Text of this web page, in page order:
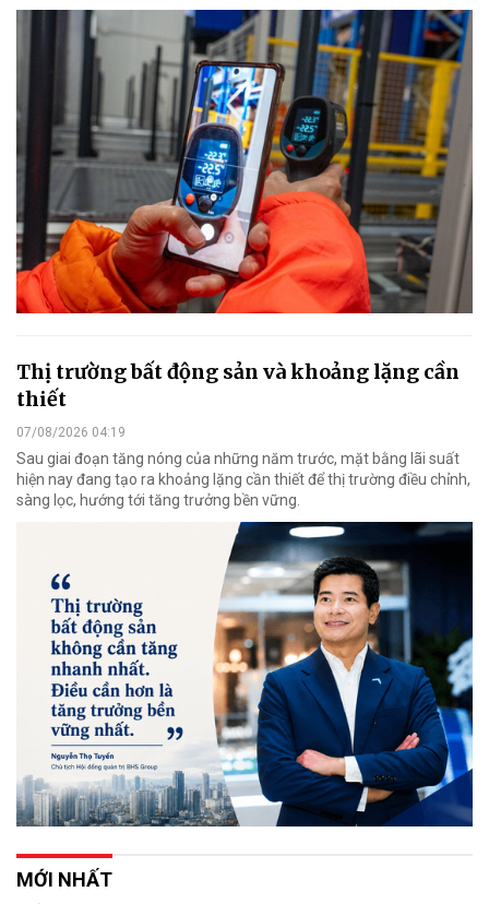
Thị trường bất động sản và khoảng lặng cần
thiết
07/08/2026 04:19
Sau giai đoạn tăng nóng của những năm trước, mặt bằng lãi suất
hiện nay đang tạo ra khoảng lặng cần thiết để thị trường điều chỉnh,
sàng lọc, hướng tới tăng trưởng bền vững.
MỚI NHẤT